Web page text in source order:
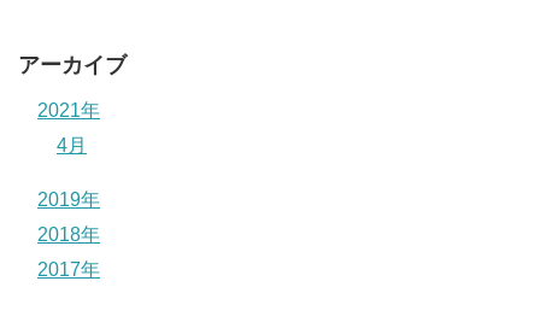
アーカイブ
2021年
4月
2019年
2018年
2017年